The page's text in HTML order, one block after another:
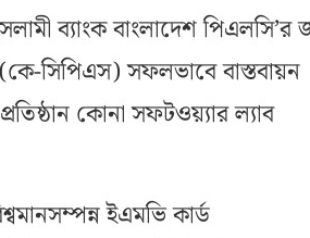
ব্যাংক বাংলাদেশ পিএলসি’র
সিপিএস) সফলভাবে বাস্তবায়ন
কোনা সফটওয়্যার ল্যাব
ইএমভি কার্ড